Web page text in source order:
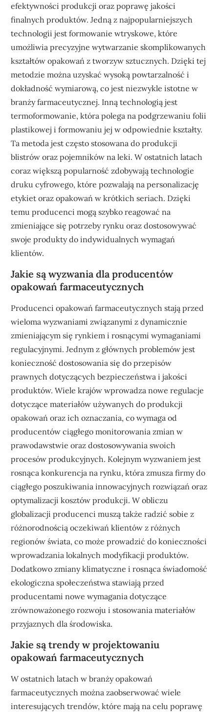
efektywności produkcji oraz poprawę jakości
finalnych produktów. Jedną z najpopularniejszych
technologii jest formowanie wtryskowe, które
umożliwia precyzyjne wytwarzanie skomplikowanych
kształtów opakowań z tworzyw sztucznych. Dzięki tej
metodzie można uzyskać wysoką powtarzalność i
dokładność wymiarową, co jest niezwykle istotne w
branży farmaceutycznej. Inną technologią jest
termoformowanie, która polega na podgrzewaniu folii
plastikowej i formowaniu jej w odpowiednie kształty.
Ta metoda jest często stosowana do produkcji
blistrów oraz pojemników na leki. W ostatnich latach
coraz większą popularność zdobywają technologie
druku cyfrowego, które pozwalają na personalizację
etykiet oraz opakowań w krótkich seriach. Dzięki
temu producenci mogą szybko reagować na
zmieniające się potrzeby rynku oraz dostosowywać
swoje produkty do indywidualnych wymagań
klientów.
Jakie są wyzwania dla producentów
opakowań farmaceutycznych
Producenci opakowań farmaceutycznych stają przed
wieloma wyzwaniami związanymi z dynamicznie
zmieniającym się rynkiem i rosnącymi wymaganiami
regulacyjnymi. Jednym z głównych problemów jest
konieczność dostosowania się do przepisów
prawnych dotyczących bezpieczeństwa i jakości
produktów. Wiele krajów wprowadza nowe regulacje
dotyczące materiałów używanych do produkcji
opakowań oraz ich oznaczania, co wymaga od
producentów ciągłego monitorowania zmian w
prawodawstwie oraz dostosowywania swoich
procesów produkcyjnych. Kolejnym wyzwaniem jest
rosnąca konkurencja na rynku, która zmusza firmy do
ciągłego poszukiwania innowacyjnych rozwiązań oraz
optymalizacji kosztów produkcji. W obliczu
globalizacji producenci muszą także radzić sobie z
różnorodnością oczekiwań klientów z różnych
regionów świata, co może prowadzić do konieczności
wprowadzania lokalnych modyfikacji produktów.
Dodatkowo zmiany klimatyczne i rosnąca świadomość
ekologiczna społeczeństwa stawiają przed
producentami nowe wymagania dotyczące
zrównoważonego rozwoju i stosowania materiałów
przyjaznych dla środowiska.
Jakie są trendy w projektowaniu
opakowań farmaceutycznych
W ostatnich latach w branży opakowań
farmaceutycznych można zaobserwować wiele
interesujących trendów, które mają na celu poprawę